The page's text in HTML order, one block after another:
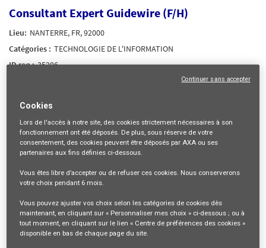
Consultant Expert Guidewire (F/H)
NANTERRE, FR, 92000
TECHNOLOGIE DE L'INFORMATION
35296
Se connecter
ou S'inscrire
Description du poste
VOTRE RÔLE ET VOS MISSIONS
Cookies
Lors de l'accès à notre site, des cookies strictement nécessaires à son
fonctionnement ont été déposés. De plus, sous réserve de votre
consentement, des cookies peuvent être déposés par AXA ou ses
partenaires aux fins définies ci-dessous.
Vous êtes libre d’accepter ou de refuser ces cookies. Nous conserverons
votre choix pendant 6 mois
Vous pouvez ajuster vos choix selon les catégories de cookies dès
maintenant, en cliquant sur « Personnaliser mes choix » ci-dessous ; ou à
tout moment, en cliquant sur le lien « Centre de préférences des cookies »
disponible en bas de chaque page du site.
Continuer sans accepter